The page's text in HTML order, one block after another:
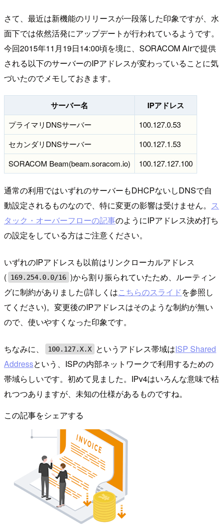
さて、最近は新機能のリリースが一段落した印象ですが、水
面下では依然活発にアップデートが行われているようです。
今回2015年11月19日14:00頃を境に、SORACOM Airで提供
される以下のサーバーのIPアドレスが変わっていることに気
づいたのでメモしておきます。
サーバー名 IPアドレス
プライマリDNSサーバー
100.127.0.53
セカンダリDNSサーバー
100.127.1.53
SORACOM Beam(beam.soracom.io)
100.127.127.100
通常の利用ではいずれのサーバーもDHCPないしDNSで自
動設定されるものなので、特に変更の影響は受けません。 ス
タック・オーバーフローの記事のようにIPアドレス決め打ち
の設定をしている方はご注意ください。
いずれのIPアドレスも以前はリンクローカルアドレス
( 169.254.0.0/16 )から割り振られていたため、ルーティン
グに制約がありました(詳しくはこちらのスライドを参照し
てください)。変更後のIPアドレスはそのような制約が無い
ので、使いやすくなった印象です。
ちなみに、 100.127.X.X というアドレス帯域はISP Shared
Addressという、ISPの内部ネットワークで利用するための
帯域らしいです。初めて見ました。IPv4はいろんな意味で枯
れつつありますが、未知の仕様があるものですね。
この記事をシェアする